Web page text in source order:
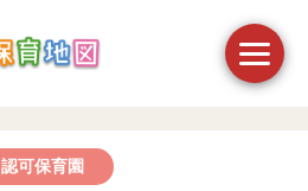
認可保育園